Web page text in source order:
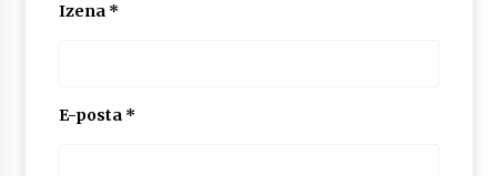
Izena *
E-posta *